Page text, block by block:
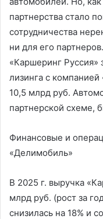
партнерства стало
сотрудничества
ни для его
«Каршеринг Руссия»
лизинга с
10,5 млрд руб.
партнерской схеме,
Финансовые и
«Делимобиль»
В 2025 г. выручка
млрд руб. (рост за
снизилась на 18% и